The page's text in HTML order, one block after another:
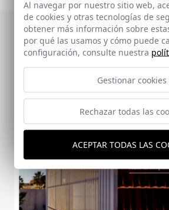
Otras
Al navegar por nuestro sitio web,
de cookies y otras tecnologías de
obtener más información sobre
por qué las usamos y cómo puede
configuración, consulte nuestra
Gestionar cookies
Rechazar todas las
ACEPTAR TODAS LAS